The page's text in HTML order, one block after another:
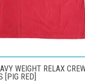
WEIGHT RELAX
[PIG RED]